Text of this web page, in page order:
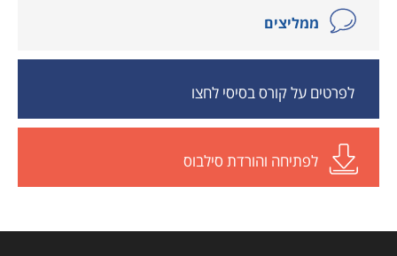
ממליצים
לפרטים על קורס בסיסי לחצו
לפתיחה והורדת סילבוס